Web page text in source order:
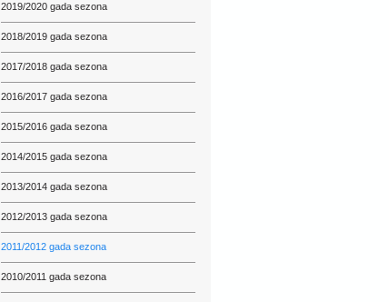
2019/2020 gada sezona
2018/2019 gada sezona
2017/2018 gada sezona
2016/2017 gada sezona
2015/2016 gada sezona
2014/2015 gada sezona
2013/2014 gada sezona
2012/2013 gada sezona
2011/2012 gada sezona
2010/2011 gada sezona